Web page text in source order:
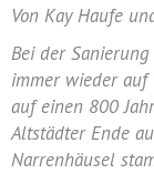
Von Kay Haufe
Bei der
immer wieder auf
auf einen 800
Altstädter Ende
Narrenhäusel